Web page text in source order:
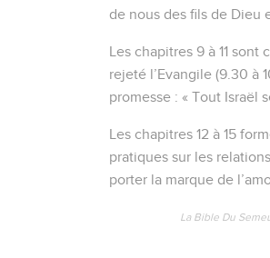
de nous des fils de Dieu
Les chapitres 9 à 11
rejeté l’Evangile (9.30 à
promesse : « Tout Israël
Les chapitres 12 à 15
pratiques sur les relations
porter la marque de
La Bible Du